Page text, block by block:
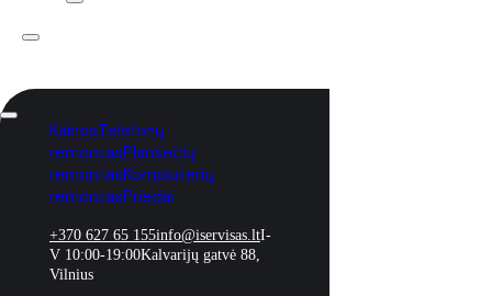
KainosTelefonų
remontasPlanšečių
remontasKompiuterių
remontasPriedai
+370 627 65 155info@iservisas.ltI-
V 10:00-19:00Kalvarijų gatvė 88,
Vilnius